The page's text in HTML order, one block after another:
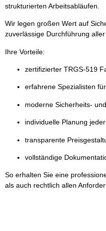
strukturierten Arbeitsabläufen.
Wir legen großen Wert auf
zuverlässige Durchführung
Ihre Vorteile:
zertifizierter TRGS-519
erfahrene Spezialisten
moderne Sicherheits-
individuelle Planung
transparente
vollständige
So erhalten Sie eine
als auch rechtlich allen